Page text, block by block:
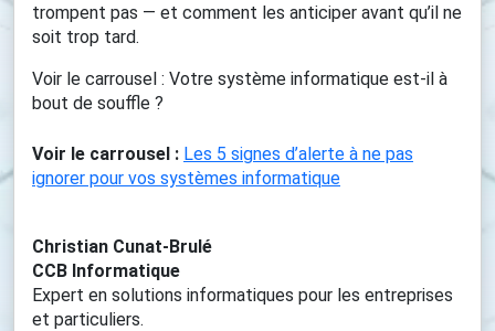
trompent pas — et comment les anticiper avant qu’il ne
soit trop tard.
Voir le carrousel : Votre système informatique est-il à
bout de souffle ?
Voir le carrousel : Les 5 signes d’alerte à ne pas
ignorer pour vos systèmes informatique
Christian Cunat-Brulé
CCB Informatique
Expert en solutions informatiques pour les entreprises
et particuliers.